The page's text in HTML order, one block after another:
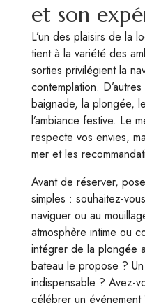
et son
L’un des plaisirs de la
tient à la variété des
sorties privilégient la
contemplation.
baignade, la plongée,
l’ambiance festive. Le
respecte vos envies,
mer et les
Avant de réserver,
simples : souhaitez-
naviguer ou au
atmosphère intime ou
intégrer de la plongée
bateau le propose ?
indispensable ? Avez-
célébrer un événement